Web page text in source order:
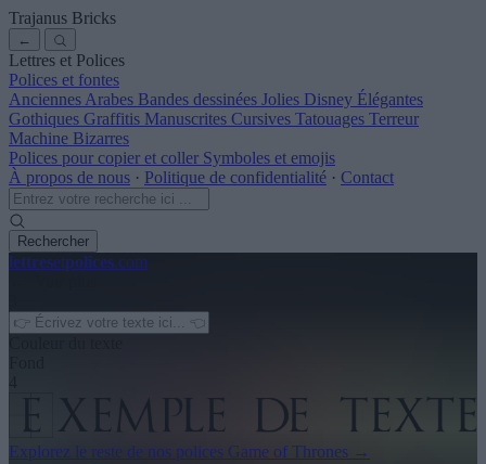
Trajanus Bricks
←
Lettres et Polices
Polices et fontes
Anciennes Arabes Bandes dessinées Jolies Disney Élégantes
Gothiques Graffitis Manuscrites Cursives Tatouages Terreur
Machine Bizarres
Polices pour copier et coller Symboles et emojis
À propos de nous · Politique de confidentialité · Contact
Rechercher
lettresetpolices.com
Explorez le reste de nos polices Game of Thrones →